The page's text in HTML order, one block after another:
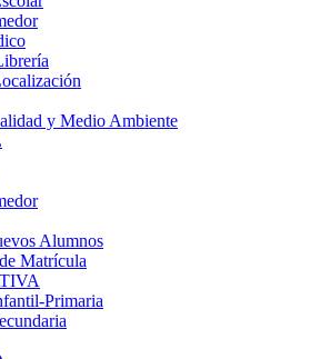
y Medio Ambiente
Alumnos
Matrícula
Primaria